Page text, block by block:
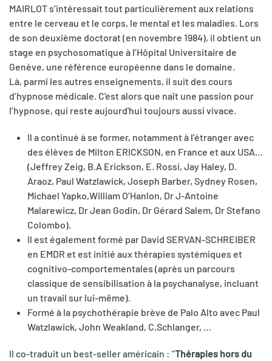
MAIRLOT s’intéressait tout particulièrement aux relations
entre le cerveau et le corps, le mental et les maladies. Lors
de son deuxième doctorat (en novembre 1984), il obtient un
stage en psychosomatique à l’Hôpital Universitaire de
Genève, une référence européenne dans le domaine.
Là, parmi les autres enseignements, il suit des cours
d’hypnose médicale. C'est alors que naît une passion pour
l’hypnose, qui reste aujourd'hui toujours aussi vivace.
Il a continué à se former, notamment à l’étranger avec
des élèves de Milton ERICKSON, en France et aux USA…
(Jeffrey Zeig, B.A Erickson, E. Rossi, Jay Haley, D.
Araoz, Paul Watzlawick, Joseph Barber, Sydney Rosen,
Michael Yapko,William O’Hanlon, Dr J-Antoine
Malarewicz, Dr Jean Godin, Dr Gérard Salem, Dr Stefano
Colombo).
Il est également formé par David SERVAN-SCHREIBER
en EMDR et est initié aux thérapies systémiques et
cognitivo-comportementales (après un parcours
classique de sensibilisation à la psychanalyse, incluant
un travail sur lui-même).
Formé à la psychothérapie brève de Palo Alto avec Paul
Watzlawick, John Weakland, C.Schlanger, …
Il co-traduit un best-seller américain : "Thérapies hors du